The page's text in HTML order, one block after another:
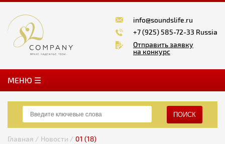
info@soundslife.ru
+7 (925) 585-72-33 Russia
Отправить заявку
на конкурс
MЕНЮ ☰
ПОИСК
Главная / Новости / 01 (18)